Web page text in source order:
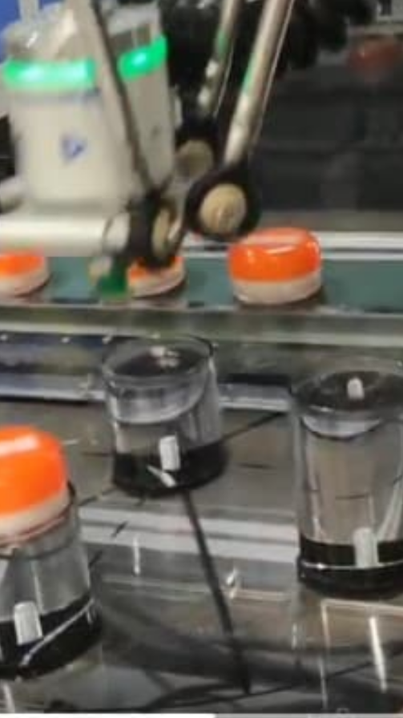
dans nos locaux de la Société igus France